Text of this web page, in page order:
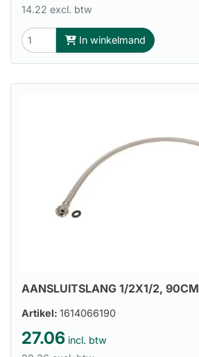
14.22 excl. btw
In winkelmand
AANSLUITSLANG 1/2X1/2, 90CM
Artikel: 1614066190
27.06 incl. btw